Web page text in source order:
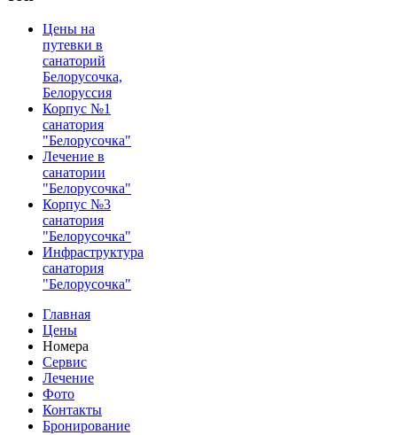
Цены на
путевки в
санаторий
Белорусочка,
Белоруссия
Корпус №1
санатория
"Белорусочка"
Лечение в
санатории
"Белорусочка"
Корпус №3
санатория
"Белорусочка"
Инфраструктура
санатория
"Белорусочка"
Главная
Цены
Номера
Сервис
Лечение
Фото
Контакты
Бронирование